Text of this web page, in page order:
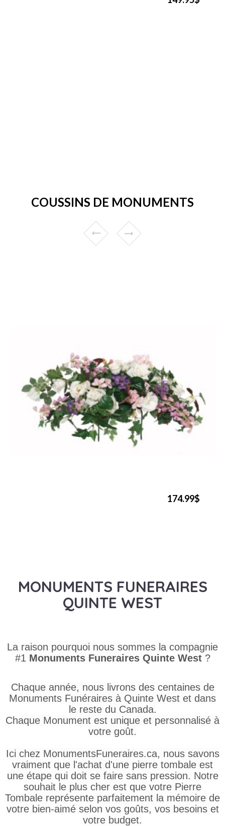
COUSSINS DE MONUMENTS
174.99$
MONUMENTS FUNERAIRES
QUINTE WEST
La raison pourquoi nous sommes la compagnie
#1 Monuments Funeraires Quinte West ?
Chaque année, nous livrons des centaines de
Monuments Funéraires à Quinte West et dans
le reste du Canada.
Chaque Monument est unique et personnalisé à
votre goût.
Ici chez MonumentsFuneraires.ca, nous savons
vraiment que l'achat d'une pierre tombale est
une étape qui doit se faire sans pression. Notre
souhait le plus cher est que votre Pierre
Tombale représente parfaitement la mémoire de
votre bien-aimé selon vos goûts, vos besoins et
votre budget.